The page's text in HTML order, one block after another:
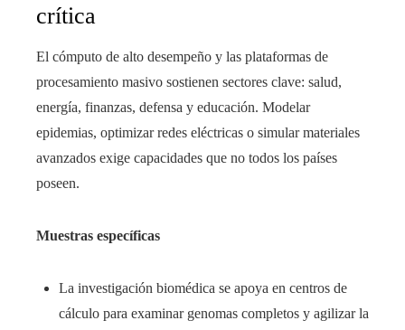
crítica
El cómputo de alto desempeño y las plataformas de
procesamiento masivo sostienen sectores clave: salud,
energía, finanzas, defensa y educación. Modelar
epidemias, optimizar redes eléctricas o simular materiales
avanzados exige capacidades que no todos los países
poseen.
Muestras específicas
La investigación biomédica se apoya en centros de
cálculo para examinar genomas completos y agilizar la